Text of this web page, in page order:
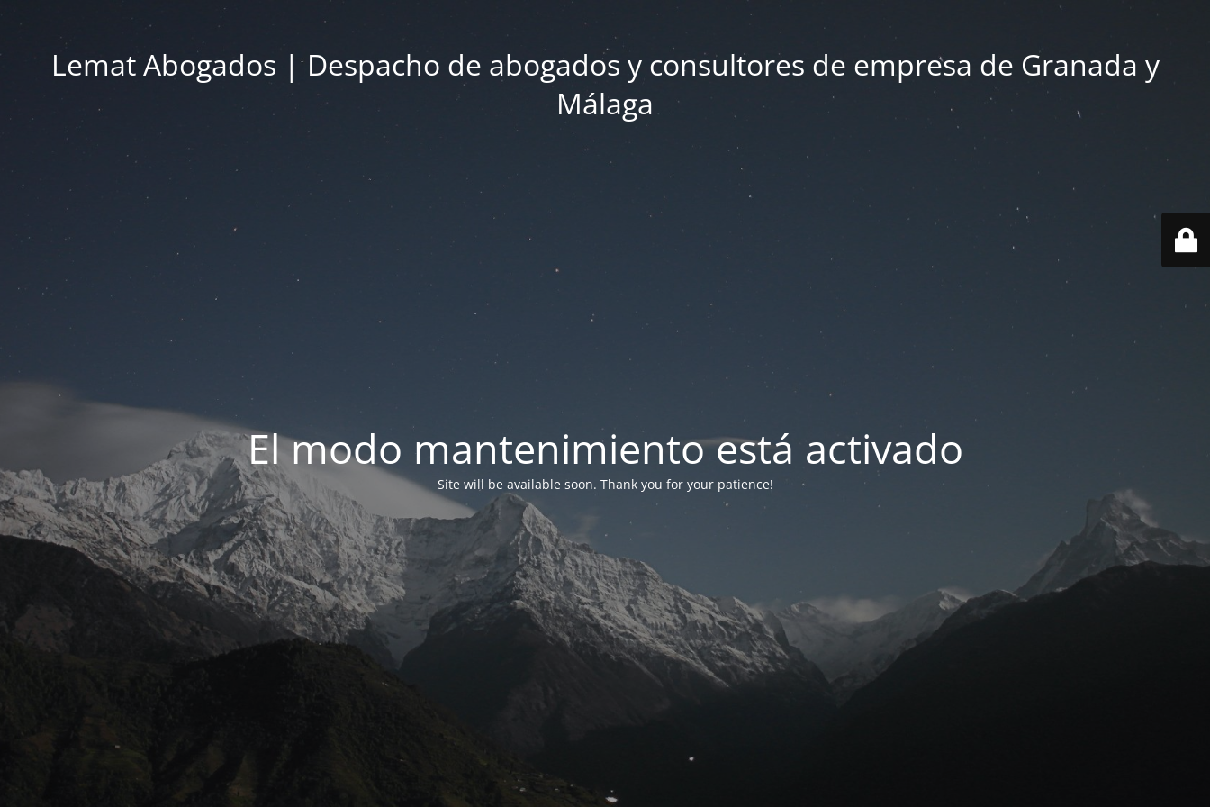
Lemat Abogados | Despacho de abogados y consultores de empresa de Granada y
Málaga
El modo mantenimiento está activado
Site will be available soon. Thank you for your patience!